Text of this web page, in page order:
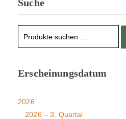
Suche
Erscheinungsdatum
2026
2026 – 3. Quartal